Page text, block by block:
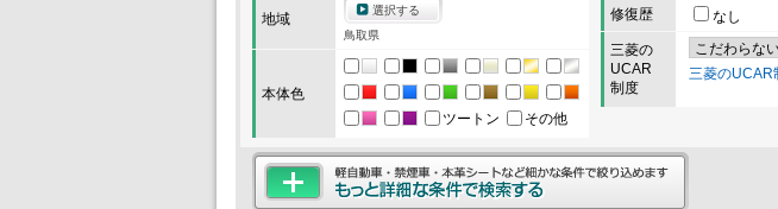
地域
選択する
鳥取県
本体色
ツートン
その他
修復歴
なし
三菱の
UCAR
制度
三菱のUCAR